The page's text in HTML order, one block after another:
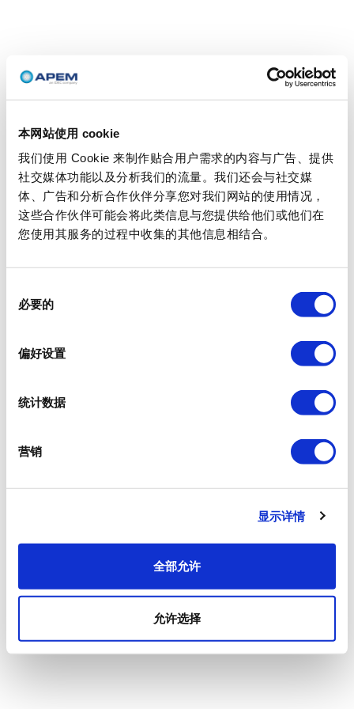
本网站使用 cookie
我们使用 Cookie 来制作贴合用户需求的内容与广告、提供
社交媒体功能以及分析我们的流量。我们还会与社交媒
体、广告和分析合作伙伴分享您对我们网站的使用情况，
这些合作伙伴可能会将此类信息与您提供给他们或他们在
您使用其服务的过程中收集的其他信息相结合。
必要的
偏好设置
统计数据
营销
显示详情
全部允许
允许选择